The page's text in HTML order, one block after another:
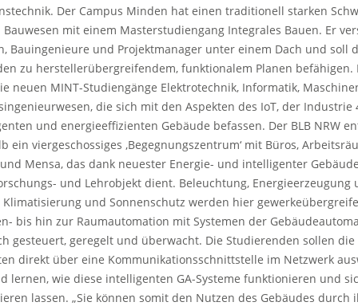
Der Campus Minden hat einen traditionell starken
mit einem Masterstudiengang Integrales Bauen. Er
Bauingenieure und Projektmanager unter einem Dach und soll
zu herstellerübergreifendem, funktionalem Planen befähigen.
neuen MINT-Studiengänge Elektrotechnik, Informatik,
die sich mit den Aspekten des IoT, der Industrie
und energieeffizienten Gebäude befassen. Der BLB NRW
ein viergeschossiges ‚Begegnungszentrum‘ mit Büros,
Mensa, das dank neuester Energie- und intelligenter
und Lehrobjekt dient. Beleuchtung, Energieerzeugung
und Sonnenschutz werden hier
bis hin zur Raumautomation mit Systemen der
gesteuert, geregelt und überwacht. Die Studierenden sollen die
direkt über eine Kommunikationsschnittstelle im Netzwerk
lernen, wie diese intelligenten GA-Systeme funktionieren und
lassen. „Sie können somit den Nutzen des Gebäudes durch